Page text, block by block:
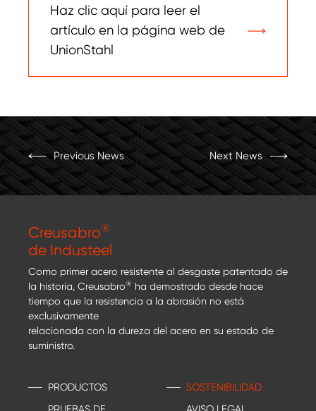
Haz clic aquí para leer el
artículo en la página web de
UnionStahl
Previous News Next News
Creusabro®
de Industeel
Como primer acero resistente al desgaste patentado de
la historia, Creusabro® ha demostrado desde hace
tiempo que la resistencia a la abrasión no está
exclusivamente
relacionada con la dureza del acero en su estado de
suministro.
PRODUCTOS
SOSTENIBILIDAD